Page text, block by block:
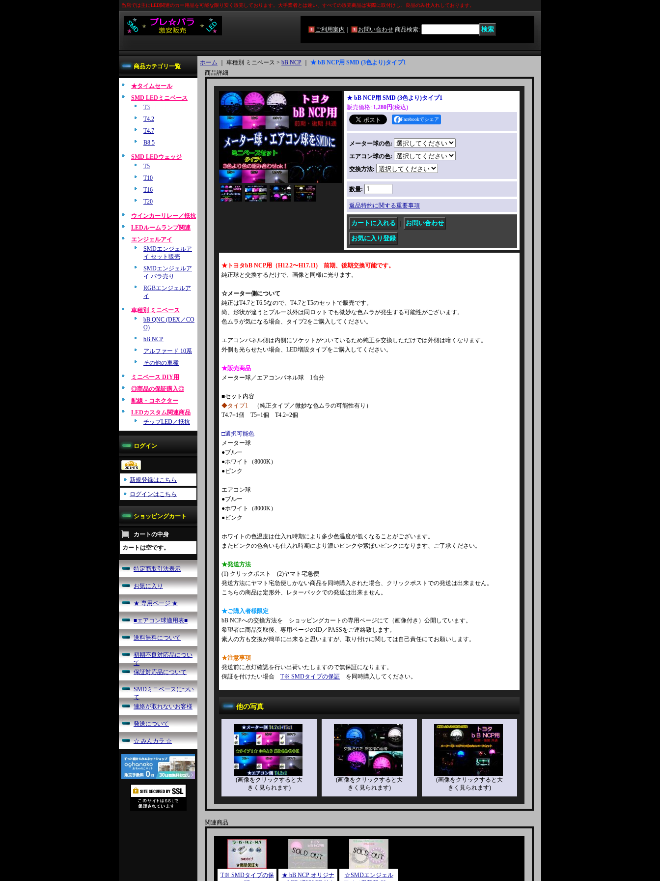
当店では主にLED関連のカー用品を可能な限り安く販売しております。大手業者とは違い、すべての販売商品は実際に取付けし、良品のみ仕­入れしております。
ご利用案内 お問い合わせ 商品検索:
商品カテゴリ一覧
★タイムセール
SMD LEDミニベース
T3
T4.2
T4.7
B8.5
SMD LEDウェッジ
T5
T10
T16
T20
ウインカーリレー／抵抗
LEDルームランプ関連
エンジェルアイ
SMDエンジェルア
イ セット販売
SMDエンジェルア
イ バラ売り
RGBエンジェルア
イ
車種別 ミニベース
bB QNC (DEX／CO
O)
bB NCP
アルファード 10系
その他の車種
ミニベース DIY用
◎商品の保証購入◎
配線・コネクター
LEDカスタム関連商品
チップLED／抵抗
ログイン
新規登録はこちら
ログインはこちら
ショッピングカート
カートの中身
カートは空です。
特定商取引法表示
お気に入り
★ 専用ページ ★
■エアコン球適用表■
送料無料について
初期不良対応品につい
て
保証対応品について
SMDミニベースについ
て
連絡が取れないお客様
発送について
☆ みんカラ ☆
ホーム ｜ 車種別 ミニベース > bB NCP
★ bB NCP用 SMD (3色より)タイプ1
商品詳細
★ bB NCP用 SMD (3色より)タイプ1
販売価格: 1,280円(税込)
Facebookでシェア
メーター球の色:
エアコン球の色:
交換方法:
数量:
返品特約に関する重要事項
★トヨタbB NCP用（H12.2〜H17.11) 前期、後期交換可能です。
純正球と交換するだけで、画像と同様に光ります。
☆メーター側について
純正はT4.7とT6.5なので、T4.7とT5のセットで販売です。
尚、形状が違うとブルー以外は同ロットでも微妙な色ムラが発生する可能性がございます。
色ムラが気になる場合、タイプ2をご購入してください。
エアコンパネル側は内側にソケットがついているため純正を交換しただけでは外側は暗くなります。
外側も光らせたい場合、LED増設タイプをご購入してください。
★販売商品
メーター球／エアコンパネル球 1台分
■セット内容
◆タイプ1 （純正タイプ／微妙な色ムラの可能性有り）
T4.7=1個 T5=1個 T4.2=2個
□選択可能色
メーター球
●ブルー
●ホワイト（8000K）
●ピンク
エアコン球
●ブルー
●ホワイト（8000K）
●ピンク
ホワイトの色温度は仕入れ時期により多少色温度が低くなることがございます。
またピンクの色合いも仕入れ時期により濃いピンクや紫ぽいピンクになります、ご了承ください。
★発送方法
(1) クリックポスト (2)ヤマト宅急便
発送方法にヤマト宅急便しかない商品を同時購入された場合、クリックポストでの発送は出来ません。
こちらの商品は定形外、レターパックでの発送は出来ません。
★ご購入者様限定
bB NCPへの交換方法を ショッピングカートの専用ページにて（画像付き）公開しています。
希望者に商品受取後、専用ページのID／PASSをご連絡致します。
素人の方も交換が簡単に出来ると思いますが、取り付けに関しては自己責任にてお願いします。
★注意事項
発送前に点灯確認を行い出荷いたしますので無保証になります。
保証を付けたい場合 T※ SMDタイプの保証 を同時購入してください。
他の写真
(画像をクリックすると大
きく見られます)
(画像をクリックすると大
きく見られます)
(画像をクリックすると大
きく見られます)
関連商品
T※ SMDタイプの保
★ bB NCP オリジナ
☆SMDエンジェル